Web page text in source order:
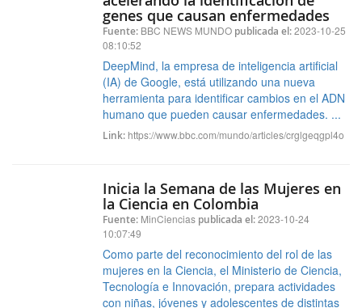
genes que causan enfermedades
Fuente: BBC NEWS MUNDO publicada el:2023-10-25
08:10:52
DeepMind, la empresa de inteligencia artificial
(IA) de Google, está utilizando una nueva
herramienta para identificar cambios en el ADN
humano que pueden causar enfermedades. ...
Link: https://www.bbc.com/mundo/articles/crglgeqgpl4o
Inicia la Semana de las Mujeres en
la Ciencia en Colombia
Fuente: MinCiencias publicada el:2023-10-24
10:07:49
Como parte del reconocimiento del rol de las
mujeres en la Ciencia, el Ministerio de Ciencia,
Tecnología e Innovación, prepara actividades
con niñas, jóvenes y adolescentes de distintas